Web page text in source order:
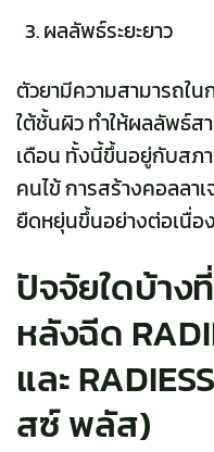
ผลลัพธ์ระยะยาว
ตัวยามีความสามารถใ
ใต้ชั้นผิว ทำให้ผลลัพธ์ส
เดือน ทั้งนี้ขึ้นอยู่กับสภ
คนไข้ การสร้างคอลลา
ยืดหยุ่นขึ้นอย่างต่อเนื่อง
ปัจจัยใดบ้า
หลังฉีด
และ
สซ์ พลัส)